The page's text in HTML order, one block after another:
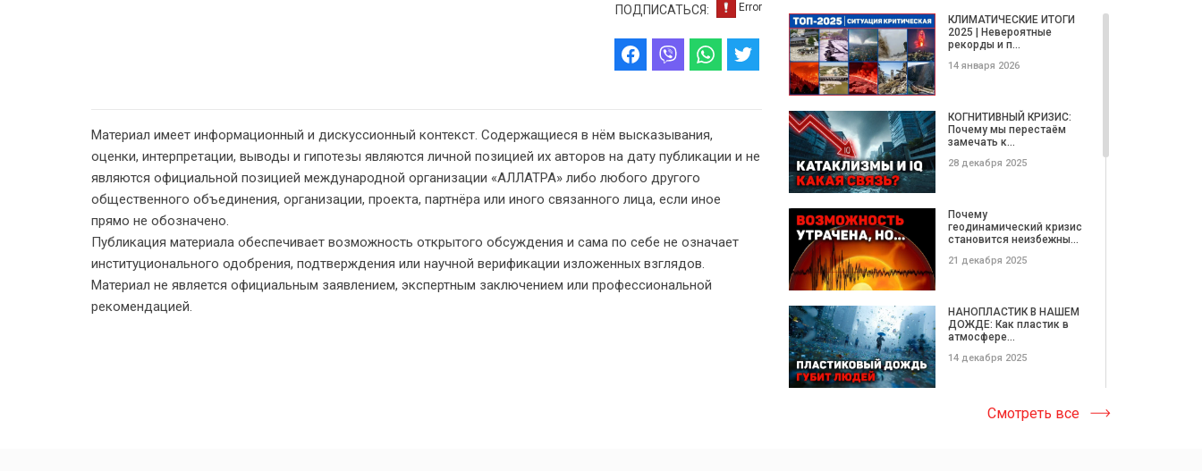
ПОДПИСАТЬСЯ:
Материал имеет информационный и дискуссионный контекст. Содержащиеся в нём высказывания,
оценки, интерпретации, выводы и гипотезы являются личной позицией их авторов на дату публикации и не
являются официальной позицией международной организации «АЛЛАТРА» либо любого другого
общественного объединения, организации, проекта, партнёра или иного связанного лица, если иное
прямо не обозначено.
Публикация материала обеспечивает возможность открытого обсуждения и сама по себе не означает
институционального одобрения, подтверждения или научной верификации изложенных взглядов.
Материал не является официальным заявлением, экспертным заключением или профессиональной
рекомендацией.
и мира. Иваненко
Людмила для...
18 марта 2020
Международной научно-
практической...
09 февраля 2020
мир становится лучше.
Рашид,...
21 января 2020
ЗЕРНО». Международная
встре...
23 декабря 2019
это чувство, в котором
КЛИМАТИЧЕСКИЕ ИТОГИ
2025 | Невероятные
рекорды и п...
14 января 2026
КОГНИТИВНЫЙ КРИЗИС:
Почему мы перестаём
замечать к...
28 декабря 2025
Почему
геодинамический кризис
становится неизбежны...
21 декабря 2025
НАНОПЛАСТИК В НАШЕМ
ДОЖДЕ: Как пластик в
атмосфере...
14 декабря 2025
Катастрофические
ОПОЛЗНИ этой недели |
Смотреть все